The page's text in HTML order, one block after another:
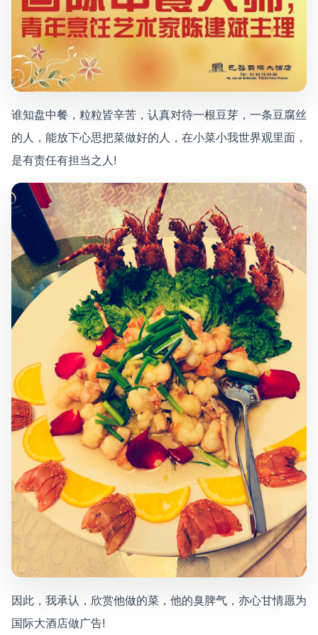
谁知盘中餐，粒粒皆辛苦，认真对待一根豆芽，一条豆腐丝
的人，能放下心思把菜做好的人，在小菜小我世界观里面，
是有责任有担当之人!
因此，我承认，欣赏他做的菜，他的臭脾气，亦心甘情愿为
国际大酒店做广告!